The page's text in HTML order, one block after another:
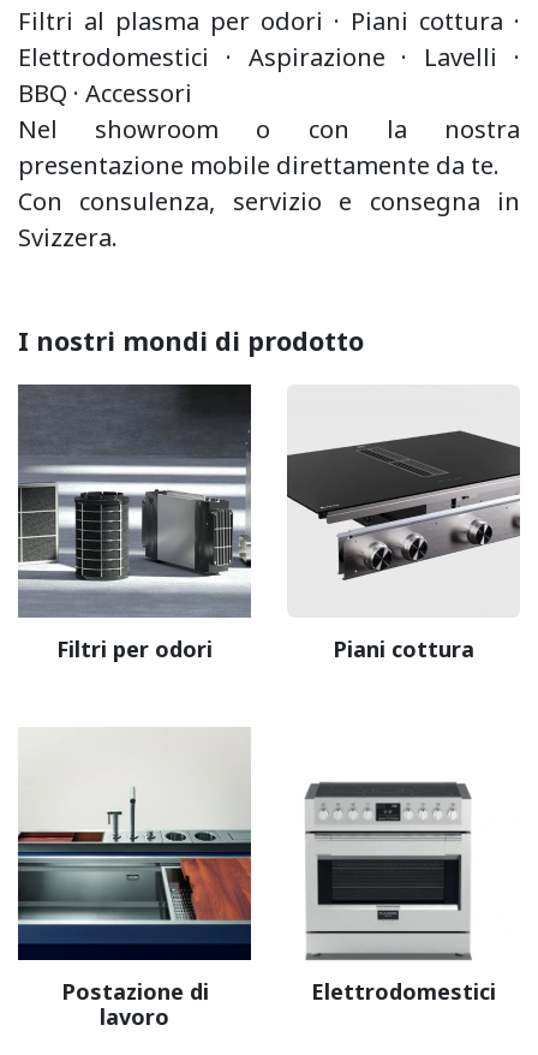
Filtri al plasma per odori · Piani cottura ·
Elettrodomestici · Aspirazione · Lavelli ·
BBQ · Accessori
Nel showroom o con la nostra
presentazione mobile direttamente da te.
Con consulenza, servizio e consegna in
Svizzera.
I nostri mondi di prodotto
Filtri per odori Piani cottura
Postazione di
lavoro
Elettrodomestici